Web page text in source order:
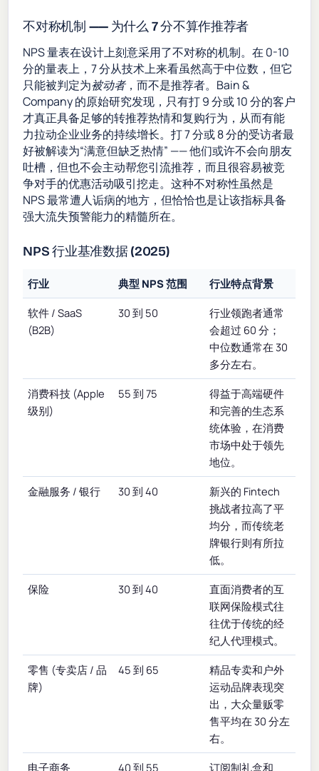
不对称机制 —— 为什么 7 分不算作推荐者
NPS 量表在设计上刻意采用了不对称的机制。在 0-10
分的量表上，7 分从技术上来看虽然高于中位数，但它
只能被判定为被动者，而不是推荐者。Bain &
Company 的原始研究发现，只有打 9 分或 10 分的客户
才真正具备足够的转推荐热情和复购行为，从而有能
力拉动企业业务的持续增长。打 7 分或 8 分的受访者最
好被解读为“满意但缺乏热情” —— 他们或许不会向朋友
吐槽，但也不会主动帮您引流推荐，而且很容易被竞
争对手的优惠活动吸引挖走。这种不对称性虽然是
NPS 最常遭人诟病的地方，但恰恰也是让该指标具备
强大流失预警能力的精髓所在。
NPS 行业基准数据 (2025)
行业 典型 NPS 范围 行业特点背景
软件 / SaaS
(B2B)
30 到 50
行业领跑者通常
会超过 60 分；
中位数通常在 30
多分左右。
消费科技 (Apple
级别)
55 到 75
得益于高端硬件
和完善的生态系
统体验，在消费
市场中处于领先
地位。
金融服务 / 银行 30 到 40
新兴的 Fintech
挑战者拉高了平
均分，而传统老
牌银行则有所拉
低。
保险 30 到 40
直面消费者的互
联网保险模式往
往优于传统的经
纪人代理模式。
零售 (专卖店 / 品
牌)
45 到 65
精品专卖和户外
运动品牌表现突
出，大众量贩零
售平均在 30 分左
右。
电子商务 40 到 55 订阅制礼盒和